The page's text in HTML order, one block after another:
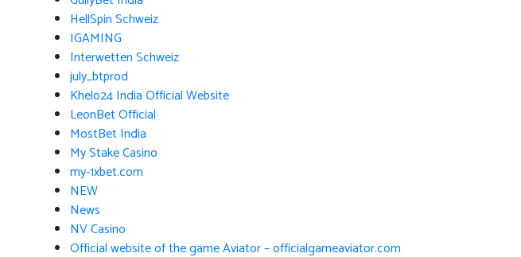
HellSpin Schweiz
IGAMING
Interwetten Schweiz
july_btprod
Khelo24 India Official Website
LeonBet Official
MostBet India
My Stake Casino
my-1xbet.com
NEW
News
NV Casino
Official website of the game Aviator – officialgameaviator.com